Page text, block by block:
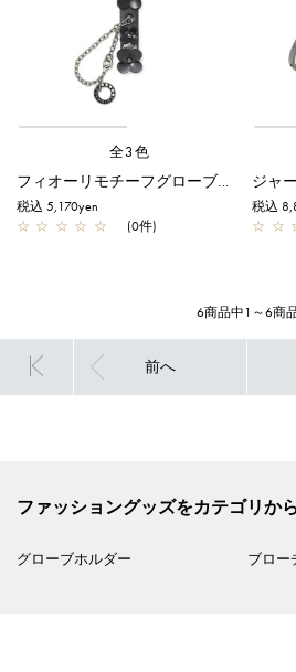
全3色
フィオーリモチーフグローブホルダー(ベルトタイプ)/ブラック
税込 5,170yen
☆ ☆ ☆ ☆ ☆ (0件)
税込
☆ ☆
6商品中1～6商
前へ
ファッショングッズをカテゴリか
グローブホルダー ブロー